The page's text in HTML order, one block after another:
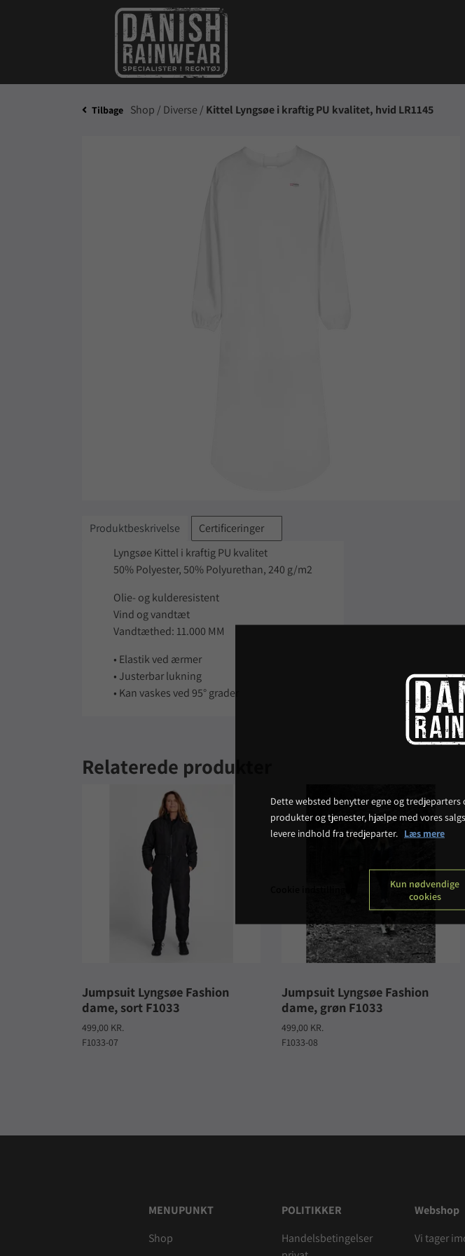
Tilbage Shop / Diverse / Kittel Lyngsøe i kraftig PU kvalitet, hvid LR1145
Produktbeskrivelse
Certificeringer
Lyngsøe Kittel i kraftig PU kvalitet
50% Polyester, 50% Polyurethan, 240 g/m2
Olie- og kulderesistent
Vind og vandtæt
Vandtæthed: 11.000 MM
• Elastik ved ærmer
• Justerbar lukning
• Kan vaskes ved 95° grader
Relaterede produkter
Jumpsuit Lyngsøe Fashion
dame, sort F1033
499,00 KR.
F1033-07
Jumpsuit Lyngsøe Fashion
dame, grøn F1033
499,00 KR.
F1033-08
MENUPUNKT
Shop
POLITIKKER
Handelsbetingelser
Webshop
Vi tager
Dette websted benytter egne og tredjeparters
produkter og tjenester, hjælpe med vores
levere indhold fra tredjeparter. Læs mere
Kun nødvendige
cookies